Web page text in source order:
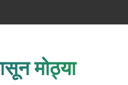
मोठ्या